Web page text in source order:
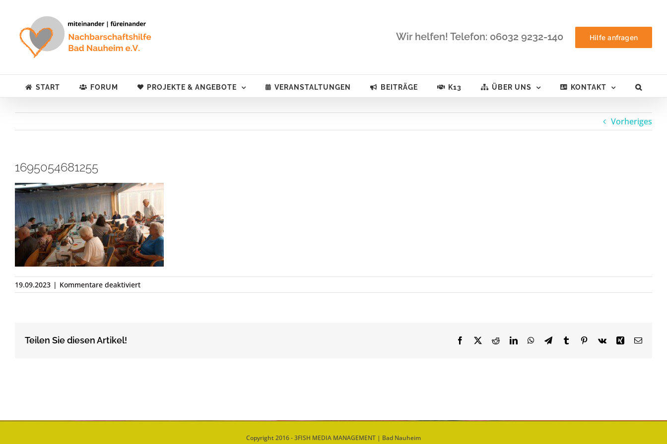
springen
Wir helfen! Telefon: 06032 9232-140 Hilfe anfragen
START FORUM PROJEKTE & ANGEBOTE VERANSTALTUNGEN BEITRÄGE K13 ÜBER UNS KONTAKT
Vorheriges
1695054681255
19.09.2023 | Kommentare deaktiviertfür
1695054681255
Teilen Sie diesen Artikel! Facebook RedditLinkedInWhatsApp
TelegramTumblr Pinterest
Vk Xing Email
Copyright 2016 - 3FISH MEDIA MANAGEMENT | Bad Nauheim